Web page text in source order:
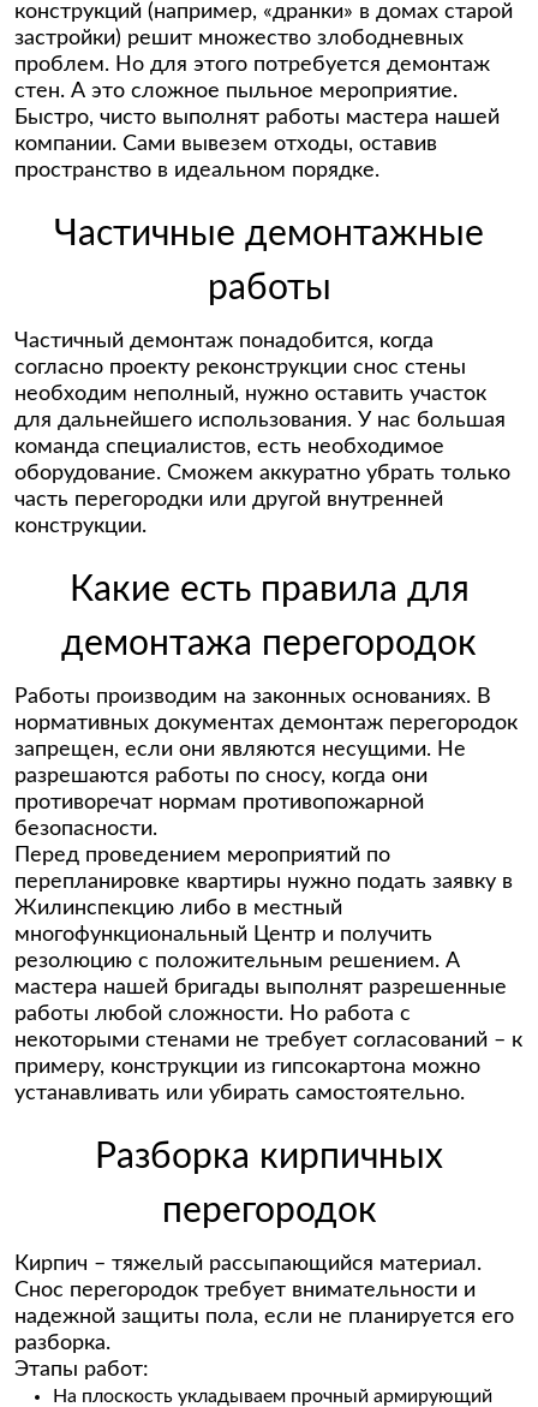
конструкций (например, «дранки» в домах старой
застройки) решит множество злободневных
проблем. Но для этого потребуется демонтаж
стен. А это сложное пыльное мероприятие.
Быстро, чисто выполнят работы мастера нашей
компании. Сами вывезем отходы, оставив
пространство в идеальном порядке.
Частичные демонтажные
работы
Частичный демонтаж понадобится, когда
согласно проекту реконструкции снос стены
необходим неполный, нужно оставить участок
для дальнейшего использования. У нас большая
команда специалистов, есть необходимое
оборудование. Сможем аккуратно убрать только
часть перегородки или другой внутренней
конструкции.
Какие есть правила для
демонтажа перегородок
Работы производим на законных основаниях. В
нормативных документах демонтаж перегородок
запрещен, если они являются несущими. Не
разрешаются работы по сносу, когда они
противоречат нормам противопожарной
безопасности.
Перед проведением мероприятий по
перепланировке квартиры нужно подать заявку в
Жилинспекцию либо в местный
многофункциональный Центр и получить
резолюцию с положительным решением. А
мастера нашей бригады выполнят разрешенные
работы любой сложности. Но работа с
некоторыми стенами не требует согласований – к
примеру, конструкции из гипсокартона можно
устанавливать или убирать самостоятельно.
Разборка кирпичных
перегородок
Кирпич – тяжелый рассыпающийся материал.
Снос перегородок требует внимательности и
надежной защиты пола, если не планируется его
разборка.
Этапы работ:
На плоскость укладываем прочный армирующий